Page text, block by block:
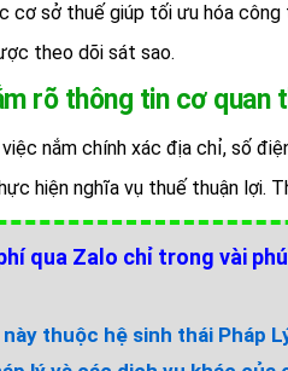
cơ sở thuế giúp tối ưu hóa
theo dõi sát sao.
rõ thông tin cơ quan
nắm chính xác địa chỉ, số
hiện nghĩa vụ thuế thuận lợi.
qua Zalo chỉ trong vài
thuộc hệ sinh thái Pháp